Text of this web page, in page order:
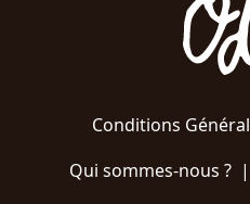
Conditions
Qui sommes-nous ?|